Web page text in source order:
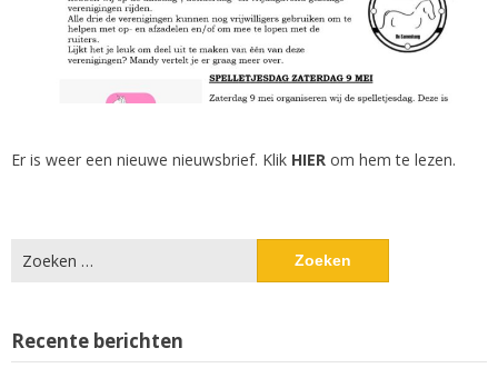
Er is weer een nieuwe nieuwsbrief. Klik HIER om hem te lezen.
Zoeken
naar:
Recente berichten